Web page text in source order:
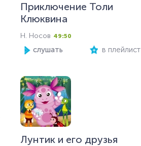
Приключение Толи
Клюквина
Н. Носов 49:50
слушать в плейлист
Лунтик и его друзья